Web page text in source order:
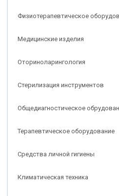
Физиотерапевтическое
Медицинские изделия
Оториноларингология
Стерилизация инструментов
Общедиагностическое
Терапевтическое оборудование
Средства личной гигиены
Климатическая техника